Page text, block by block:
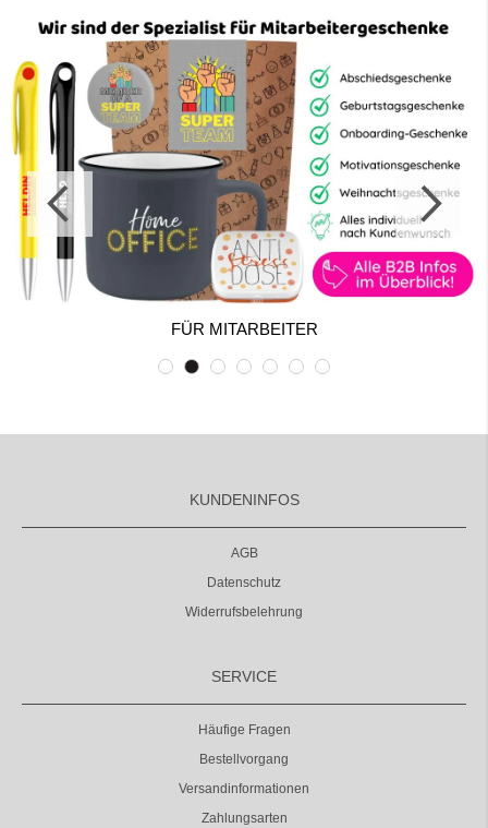
FÜR MITARBEITER
KUNDENINFOS
AGB
Datenschutz
Widerrufsbelehrung
SERVICE
Häufige Fragen
Bestellvorgang
Versandinformationen
Zahlungsarten